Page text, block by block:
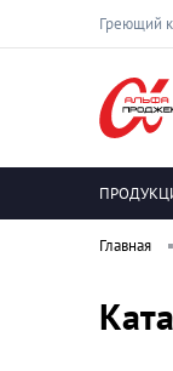
Греющий
Главная